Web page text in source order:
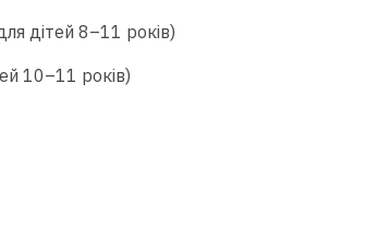
дітей 8–11 років)
10–11 років)